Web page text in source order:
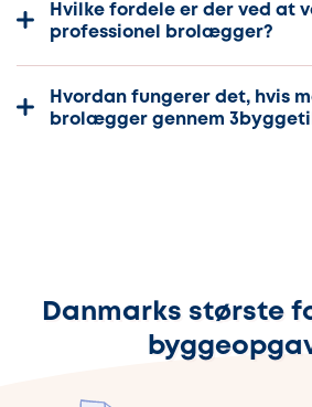
Hvilke fordele er der ved at
professionel brolægger?
Hvordan fungerer det, hvis
brolægger gennem
Danmarks største